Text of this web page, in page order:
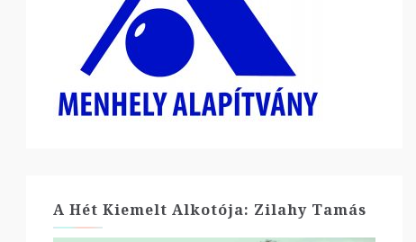
A Hét Kiemelt Alkotója: Zilahy Tamás